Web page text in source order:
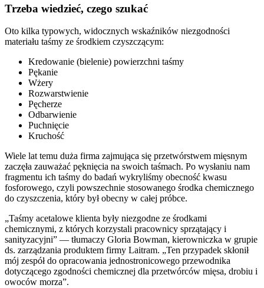
Trzeba wiedzieć, czego szukać
Oto kilka typowych, widocznych wskaźników niezgodności
materiału taśmy ze środkiem czyszczącym:
Kredowanie (bielenie) powierzchni taśmy
Pękanie
Wżery
Rozwarstwienie
Pęcherze
Odbarwienie
Puchnięcie
Kruchość
Wiele lat temu duża firma zajmująca się przetwórstwem mięsnym
zaczęła zauważać pęknięcia na swoich taśmach. Po wysłaniu nam
fragmentu ich taśmy do badań wykryliśmy obecność kwasu
fosforowego, czyli powszechnie stosowanego środka chemicznego
do czyszczenia, który był obecny w całej próbce.
„Taśmy acetalowe klienta były niezgodne ze środkami
chemicznymi, z których korzystali pracownicy sprzątający i
sanityzacyjni” — tłumaczy Gloria Bowman, kierowniczka w grupie
ds. zarządzania produktem firmy Laitram. „Ten przypadek skłonił
mój zespół do opracowania jednostronicowego przewodnika
dotyczącego zgodności chemicznej dla przetwórców mięsa, drobiu i
owoców morza”.